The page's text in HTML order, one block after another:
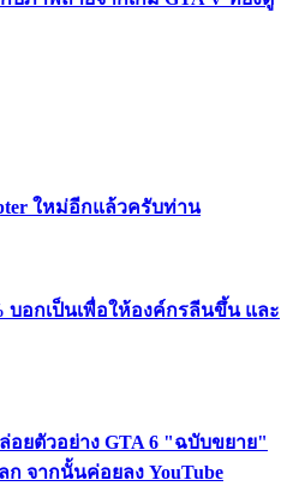
ใหม่อีกแล้วครับท่าน
บอกเป็นเพื่อให้องค์กรลีนขึ้น และ
อยตัวอย่าง GTA 6 "ฉบับขยาย"
จากนั้นค่อยลง YouTube